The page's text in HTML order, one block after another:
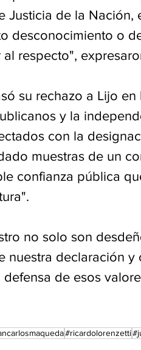
Justicia de la Nación,
desconocimiento o
respecto",
su rechazo a Lijo en
y la
con la
muestras de un
confianza pública
no solo son
nuestra declaración y
de esos
#ricardolorenzetti